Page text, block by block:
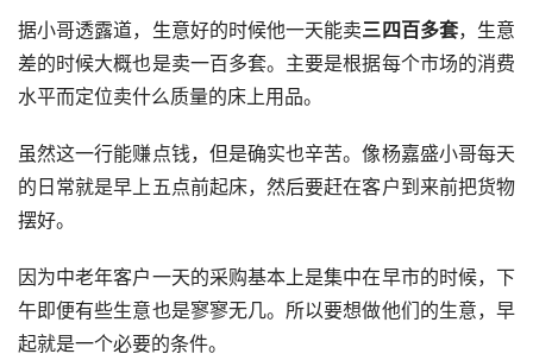
据小哥透露道，生意好的时候他一天能卖三四百多套，生意
差的时候大概也是卖一百多套。主要是根据每个市场的消费
水平而定位卖什么质量的床上用品。
虽然这一行能赚点钱，但是确实也辛苦。像杨嘉盛小哥每天
的日常就是早上五点前起床，然后要赶在客户到来前把货物
摆好。
因为中老年客户一天的采购基本上是集中在早市的时候，下
午即便有些生意也是寥寥无几。所以要想做他们的生意，早
起就是一个必要的条件。